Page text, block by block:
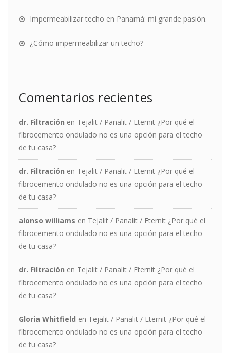
Impermeabilizar techo en Panamá: mi grande pasión.
¿Cómo impermeabilizar un techo?
Comentarios recientes
dr. Filtración en Tejalit / Panalit / Eternit ¿Por qué el
fibrocemento ondulado no es una opción para el techo
de tu casa?
dr. Filtración en Tejalit / Panalit / Eternit ¿Por qué el
fibrocemento ondulado no es una opción para el techo
de tu casa?
alonso williams en Tejalit / Panalit / Eternit ¿Por qué el
fibrocemento ondulado no es una opción para el techo
de tu casa?
dr. Filtración en Tejalit / Panalit / Eternit ¿Por qué el
fibrocemento ondulado no es una opción para el techo
de tu casa?
Gloria Whitfield en Tejalit / Panalit / Eternit ¿Por qué el
fibrocemento ondulado no es una opción para el techo
de tu casa?